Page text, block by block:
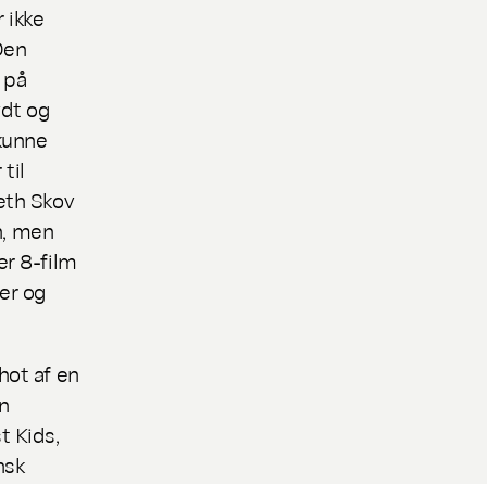
ikke
og
til
Skov
men
8-film
og
af en
Kids,